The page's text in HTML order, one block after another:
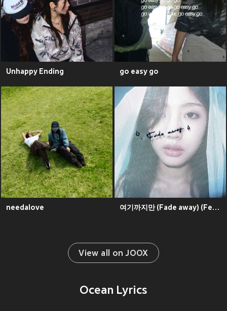
Unhappy Ending go easy go
needalove 여기까지만 (Fade away) (Feat. Wilcox)
View all on JOOX
Ocean Lyrics